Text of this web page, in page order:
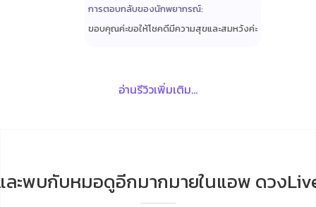
การตอบกลับของนักพยากรณ์:
ขอบคุณค่ะขอให้โชคดีมีความสุขและสมหวังค่ะ
อ่านรีวิวเพิ่มเติม...
ละพบกับหมอดูอีกมากมายในแอพ ดวง